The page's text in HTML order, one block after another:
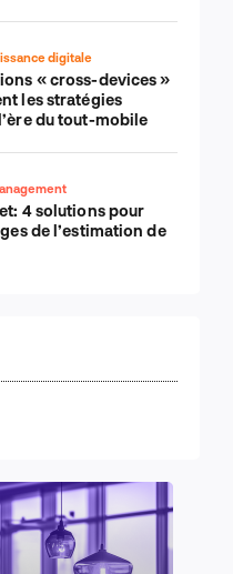
digitale
« cross-devices »
les stratégies
du tout-mobile
4 solutions pour
de l’estimation de